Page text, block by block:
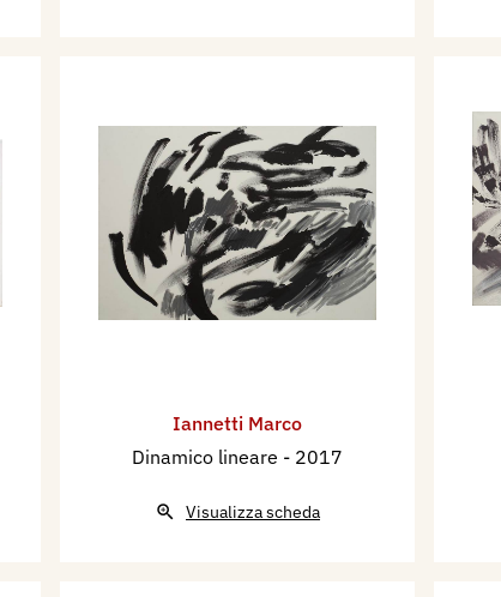
Iannetti Marco
Dinamico lineare - 2017
Visualizza scheda